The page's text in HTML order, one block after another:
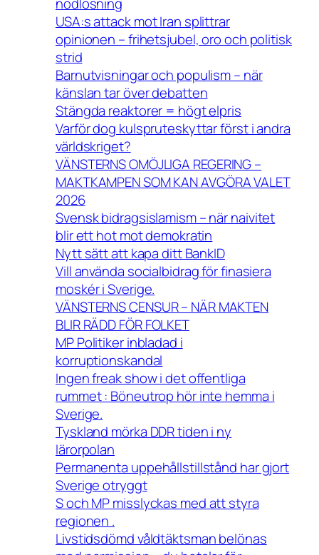
USA:s attack mot Iran splittrar
opinionen – frihetsjubel, oro och politisk
strid
Barnutvisningar och populism – när
känslan tar över debatten
Stängda reaktorer = högt elpris
Varför dog kulspruteskyttar först i andra
världskriget?
VÄNSTERNS OMÖJLIGA REGERING –
MAKTKAMPEN SOM KAN AVGÖRA VALET
2026
Svensk bidragsislamism – när naivitet
blir ett hot mot demokratin
Nytt sätt att kapa ditt BankID
Vill använda socialbidrag för finasiera
moskér i Sverige.
VÄNSTERNS CENSUR – NÄR MAKTEN
BLIR RÄDD FÖR FOLKET
MP Politiker inbladad i
korruptionskandal
Ingen freak show i det offentliga
rummet : Böneutrop hör inte hemma i
Sverige.
Tyskland mörka DDR tiden i ny
lärorpolan
Permanenta uppehållstillstånd har gjort
Sverige otryggt
S och MP misslyckas med att styra
regionen .
Livstidsdömd våldtäktsman belönas